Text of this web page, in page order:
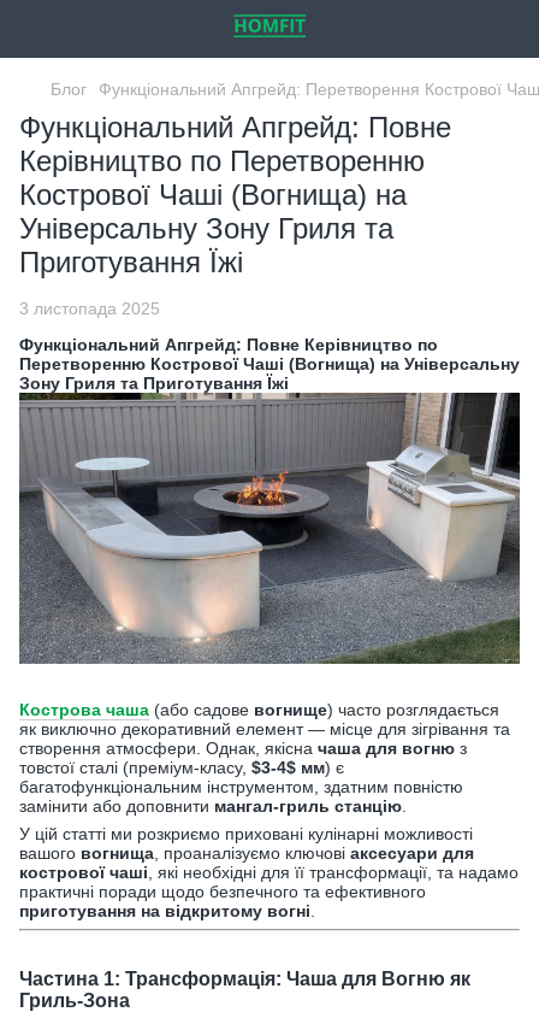
Блог Функціональний Апгрейд: Перетворення Кострової
Функціональний Апгрейд: Повне
Керівництво по Перетворенню
Кострової Чаші (Вогнища) на
Універсальну Зону Гриля та
Приготування Їжі
3 листопада 2025
Функціональний Апгрейд: Повне Керівництво по
Перетворенню Кострової Чаші (Вогнища) на Універсальну
Зону Гриля та Приготування Їжі
Кострова чаша (або садове вогнище) часто розглядається
як виключно декоративний елемент — місце для зігрівання та
створення атмосфери. Однак, якісна чаша для вогню з
товстої сталі (преміум-класу, $3-4$ мм) є
багатофункціональним інструментом, здатним повністю
замінити або доповнити мангал-гриль станцію
У цій статті ми розкриємо приховані кулінарні можливості
вашого вогнища , проаналізуємо ключові аксесуари для
кострової чаші , які необхідні для її трансформації, та надамо
практичні поради щодо безпечного та ефективного
приготування на відкритому вогні
Частина 1: Трансформація: Чаша для Вогню як
Гриль-Зона